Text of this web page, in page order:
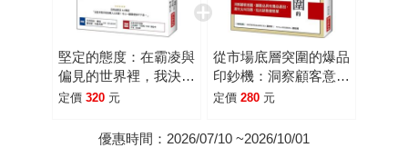
堅定的態度：在霸凌與
偏見的世界裡，我決定
在16歲時戰勝你！
定價 320 元
從市場底層突圍的爆品
印鈔機：洞察顧客意
圖，讓產品具有爆品基
此銷售變簡單！
定價 280 元
優惠時間：2026/07/10 ~2026/10/01